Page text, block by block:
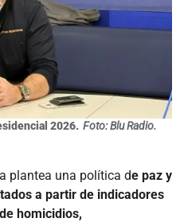
2026. Foto: Blu Radio.
plantea una política de paz y
a partir de indicadores
homicidios,